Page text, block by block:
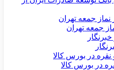
جمعه تهران
در بورس کالا